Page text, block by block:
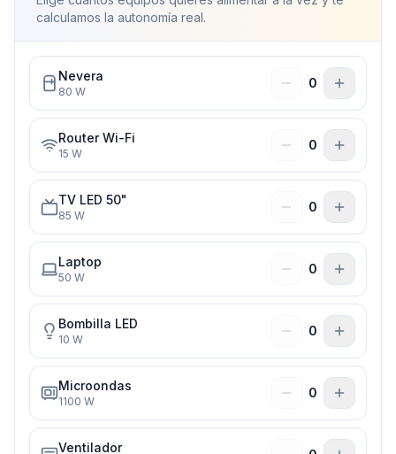
calculamos la autonomía real.
Nevera
80 W
0
Router Wi-Fi
15 W
0
TV LED 50"
85 W
0
Laptop
50 W
0
Bombilla LED
10 W
0
Microondas
1100 W
0
Ventilador